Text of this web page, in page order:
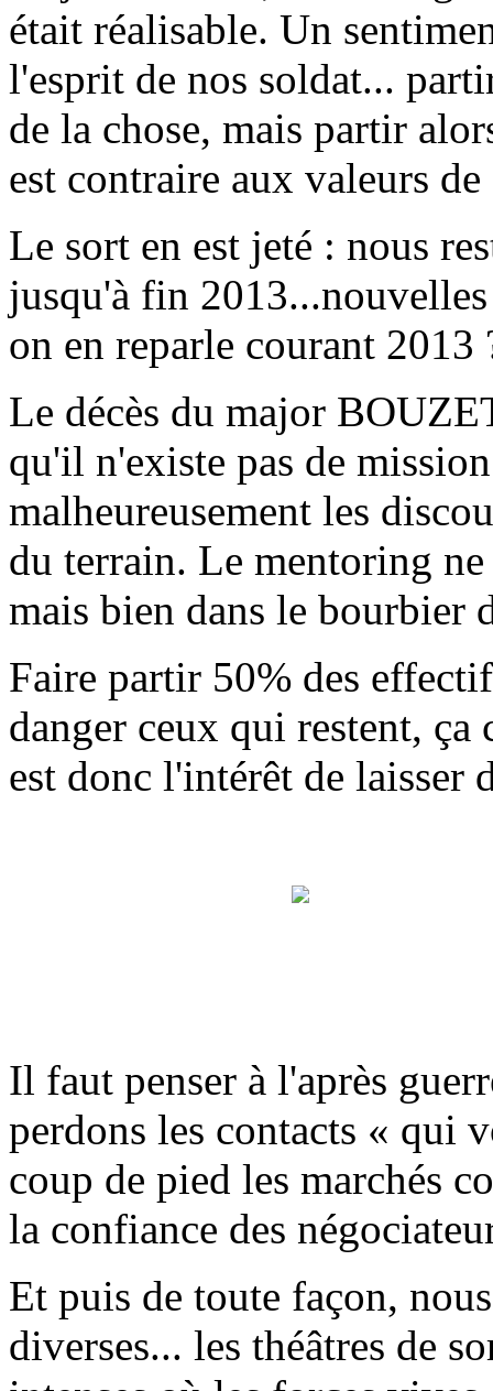
était réalisable. Un
l'esprit de nos soldat...
de la chose, mais partir
est contraire aux valeurs de
Le sort en est jeté : nous
jusqu'à fin
on en reparle courant 2013
Le décès du major
qu'il n'existe pas de
malheureusement les
du terrain. Le mentoring
mais bien dans le bourbier
Faire partir 50% des
danger ceux qui restent,
est donc l'intérêt de laisser
Il faut penser à l'après
perdons les contacts « qui
coup de pied les marchés
la confiance des
Et puis de toute façon,
diverses... les théâtres de